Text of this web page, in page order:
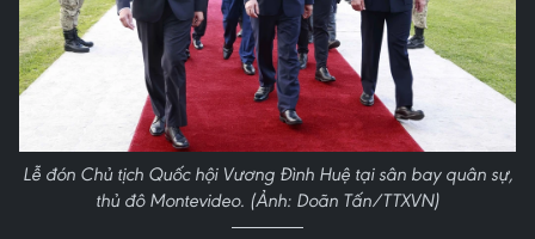
Lễ đón Chủ tịch Quốc hội Vương Đình Huệ tại sân bay quân sự,
thủ đô Montevideo. (Ảnh: Doãn Tấn/TTXVN)